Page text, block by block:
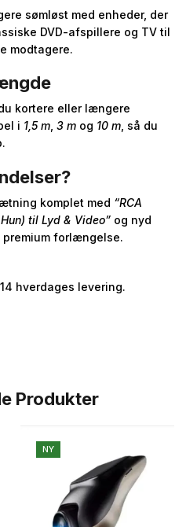
sømløst med enheder, der
DVD-afspillere og TV til
modtagere.
kortere eller længere
i 1,5 m 3 m og 10 m , så du
komplet med “RCA
til Lyd & Video” og nyd
forlængelse.
hverdages levering.
Produkter
NY